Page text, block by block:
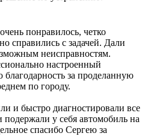
понравилось, четко
справились с задачей. Дали
неисправностям.
настроенный
за проделанную
по городу.
и быстро диагностировали все
у себя автомобиль на
спасибо Сергею за